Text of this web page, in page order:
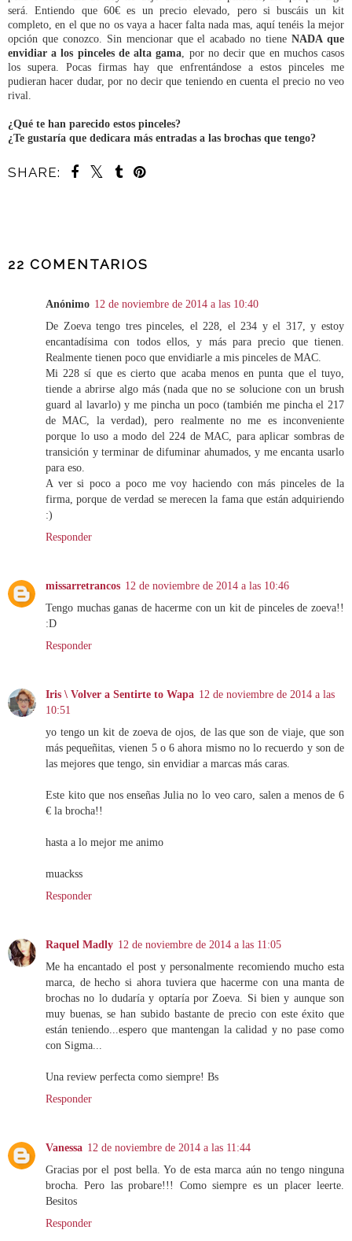
será. Entiendo que 60€ es un precio elevado, pero si buscáis un kit
completo, en el que no os vaya a hacer falta nada mas, aquí tenéis la mejor
opción que conozco. Sin mencionar que el acabado no tieneNADA que
envidiar a los pinceles de alta gama , por no decir que en muchos casos
los supera. Pocas firmas hay que enfrentándose a estos pinceles me
pudieran hacer dudar, por no decir que teniendo en cuenta el precio no veo
rival.
¿Qué te han parecido estos pinceles?
¿Te gustaría que dedicara más entradas a las brochas que tengo?
SHARE:
22 COMENTARIOS
Anónimo 12 de noviembre de 2014 a las 10:40
De Zoeva tengo tres pinceles, el 228, el 234 y el 317, y estoy
encantadísima con todos ellos, y más para precio que tienen.
Realmente tienen poco que envidiarle a mis pinceles de MAC.
Mi 228 sí que es cierto que acaba menos en punta que el tuyo,
tiende a abrirse algo más (nada que no se solucione con un brush
guard al lavarlo) y me pincha un poco (también me pincha el 217
de MAC, la verdad), pero realmente no me es inconveniente
porque lo uso a modo del 224 de MAC, para aplicar sombras de
transición y terminar de difuminar ahumados, y me encanta usarlo
para eso.
A ver si poco a poco me voy haciendo con más pinceles de la
firma, porque de verdad se merecen la fama que están adquiriendo
:)
Responder
missarretrancos 12 de noviembre de 2014 a las 10:46
Tengo muchas ganas de hacerme con un kit de pinceles de zoeva!!
:D
Responder
Iris \ Volver a Sentirte to Wapa 12 de noviembre de 2014 a las
10:51
yo tengo un kit de zoeva de ojos, de las que son de viaje, que son
más pequeñitas, vienen 5 o 6 ahora mismo no lo recuerdo y son de
las mejores que tengo, sin envidiar a marcas más caras.
Este kito que nos enseñas Julia no lo veo caro, salen a menos de 6
€ la brocha!!
hasta a lo mejor me animo
muackss
Responder
Raquel Madly 12 de noviembre de 2014 a las 11:05
Me ha encantado el post y personalmente recomiendo mucho esta
marca, de hecho si ahora tuviera que hacerme con una manta de
brochas no lo dudaría y optaría por Zoeva. Si bien y aunque son
muy buenas, se han subido bastante de precio con este éxito que
están teniendo...espero que mantengan la calidad y no pase como
con Sigma...
Una review perfecta como siempre! Bs
Responder
Vanessa 12 de noviembre de 2014 a las 11:44
Gracias por el post bella. Yo de esta marca aún no tengo ninguna
brocha. Pero las probare!!! Como siempre es un placer leerte.
Besitos
Responder